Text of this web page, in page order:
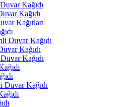
Kağıdı
Kağıdı
Kağıtları
Duvar Kağıdı
Kağıdı
Kağıdı
Duvar Kağıdı